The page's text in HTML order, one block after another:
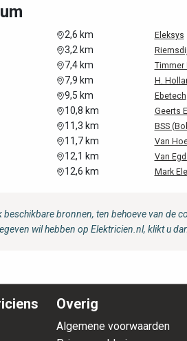
2,6 km Eleksys
3,2 km
7,4 km Timmer
7,9 km H.
9,5 km Ebetech
10,8 km Geerts
11,3 km BSS
11,7 km Van
12,1 km Van
12,6 km Mark
bronnen, ten behoeve van de
wil hebben op Elektricien.nl, klikt u
Overig
Algemene voorwaarden